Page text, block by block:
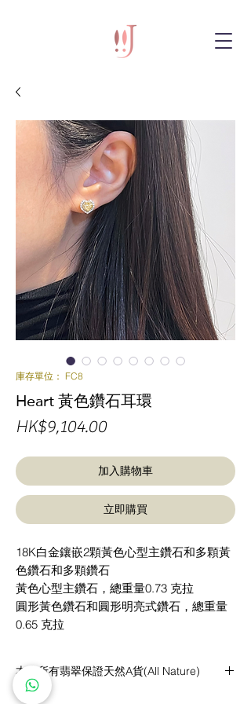
庫存單位： FC8
Heart 黃色鑽石耳環
HK$9,104.00價
加入購物車
立即購買
18K白金鑲嵌2顆黃色心型主鑽石和多顆黃
色鑽石和多顆鑽石
黃色心型主鑽石，總重量0.73 克拉
圓形黃色鑽石和圓形明亮式鑽石，總重量
0.65 克拉
本店所有翡翠保證天然A貨(All Nature)
A貨(All Nature)：指全天然的翡翠，包括顏